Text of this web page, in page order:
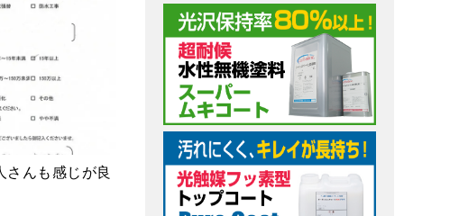
んも感じが良